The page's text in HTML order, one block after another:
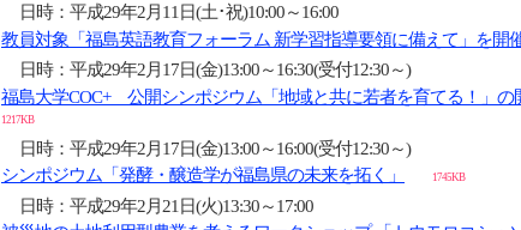
日時：平成29年2月11日(土･祝)10:00～16:00
教員対象「福島英語教育フォーラム 新学習指導要領に備えて」を開
日時：平成29年2月17日(金)13:00～16:30(受付12:30～)
福島大学COC+ 公開シンポジウム「地域と共に若者を育てる！」の
1217KB
日時：平成29年2月17日(金)13:00～16:00(受付12:30～)
シンポジウム「発酵・醸造学が福島県の未来を拓く」
1745KB
日時：平成29年2月21日(火)13:30～17:00